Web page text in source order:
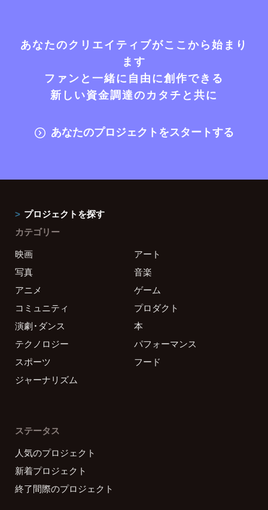
あなたのクリエイティブがここから始まり
ます
ファンと一緒に自由に創作できる
新しい資金調達のカタチと共に
あなたのプロジェクトをスタートする
プロジェクトを探す
カテゴリー
映画
アート
写真
音楽
アニメ
ゲーム
コミュニティ
プロダクト
演劇・ダンス
本
テクノロジー
パフォーマンス
スポーツ
フード
ジャーナリズム
ステータス
人気のプロジェクト
新着プロジェクト
終了間際のプロジェクト